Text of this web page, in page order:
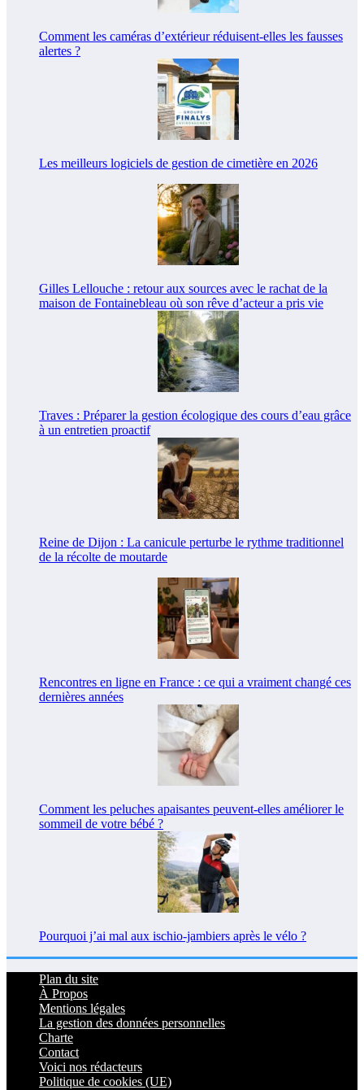
Comment les caméras d’extérieur réduisent-elles les fausses
alertes ?
Les meilleurs logiciels de gestion de cimetière en 2026
Gilles Lellouche : retour aux sources avec le rachat de la
maison de Fontainebleau où son rêve d’acteur a pris vie
Traves : Préparer la gestion écologique des cours d’eau grâce
à un entretien proactif
Reine de Dijon : La canicule perturbe le rythme traditionnel
de la récolte de moutarde
Rencontres en ligne en France : ce qui a vraiment changé ces
dernières années
Comment les peluches apaisantes peuvent-elles améliorer le
sommeil de votre bébé ?
Pourquoi j’ai mal aux ischio-jambiers après le vélo ?
Plan du site
À Propos
Mentions légales
La gestion des données personnelles
Charte
Contact
Voici nos rédacteurs
Politique de cookies (UE)